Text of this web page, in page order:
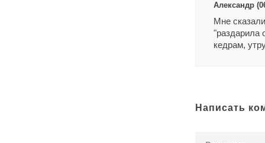
Александр
Мне
"раздарила
кедрам,
Написать